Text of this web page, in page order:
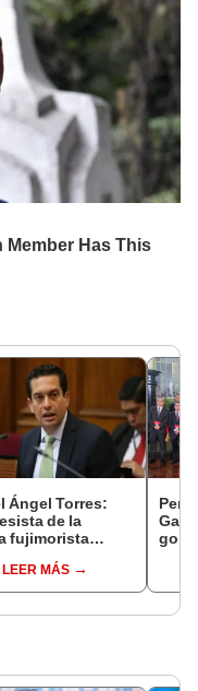
Ángel Torres:
de la
fujimorista
LEER MÁS